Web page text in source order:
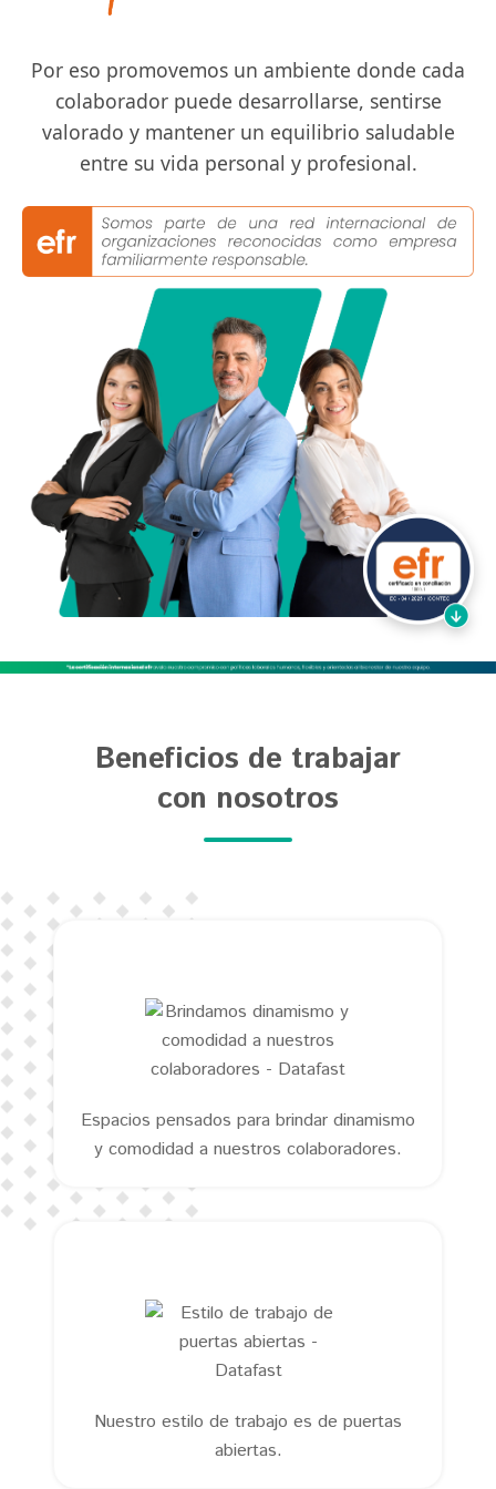
Términos y Condiciones
Términos y Condiciones TenTén
Promoción Datafast
Políticas
Política de Privacidad
Política de Cookies
Soluciones integrales
DataPOS
Datakiosko
Databalance
Datalink
Herramientas
Calculadora de comisiones
Prestashop
Otras Funciones
Preguntas Frecuentes
Verificación de Transacciones
Sandbox
Por eso promovemos un ambiente donde cada
colaborador puede desarrollarse, sentirse
valorado y mantener un equilibrio saludable
entre su vida personal y profesional.
Beneficios de trabajar
con nosotros
Espacios pensados para brindar dinamismo
y comodidad a nuestros colaboradores.
Nuestro estilo de trabajo es de puertas
abiertas.